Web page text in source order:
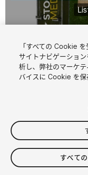
$59.99
消費税は決済時に計算され
「すべての Cookie
サイトナビゲーショ
析し、弊社のマーケ
バイスに Cookie を保
すべて